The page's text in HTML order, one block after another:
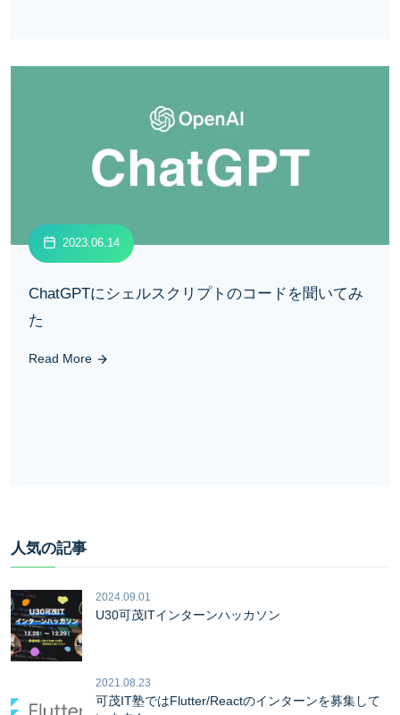
2023.06.14
ChatGPTにシェルスクリプトのコードを聞いてみ
た
Read More
人気の記事
2024.09.01
U30可茂ITインターンハッカソン
2021.08.23
可茂IT塾ではFlutter/Reactのインターンを募集して